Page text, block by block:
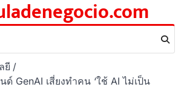
ยี
ด์ GenAI เสี่ยงทำคน ‘ใช้ AI ไม่เป็น